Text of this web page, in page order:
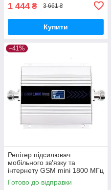
1 444 ₴ 3 661 ₴
Купити
–41%
Репітер підсилювач
мобільного зв'язку та
інтернету GSM mini 1800 МГц
GSM, 4G LTE
Готово до відправки